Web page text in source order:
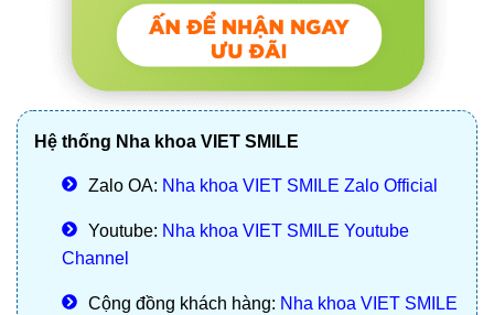
Hệ thống Nha khoa VIET SMILE
Zalo OA: Nha khoa VIET SMILE Zalo Official
Youtube: Nha khoa VIET SMILE Youtube
Channel
Cộng đồng khách hàng: Nha khoa VIET SMILE